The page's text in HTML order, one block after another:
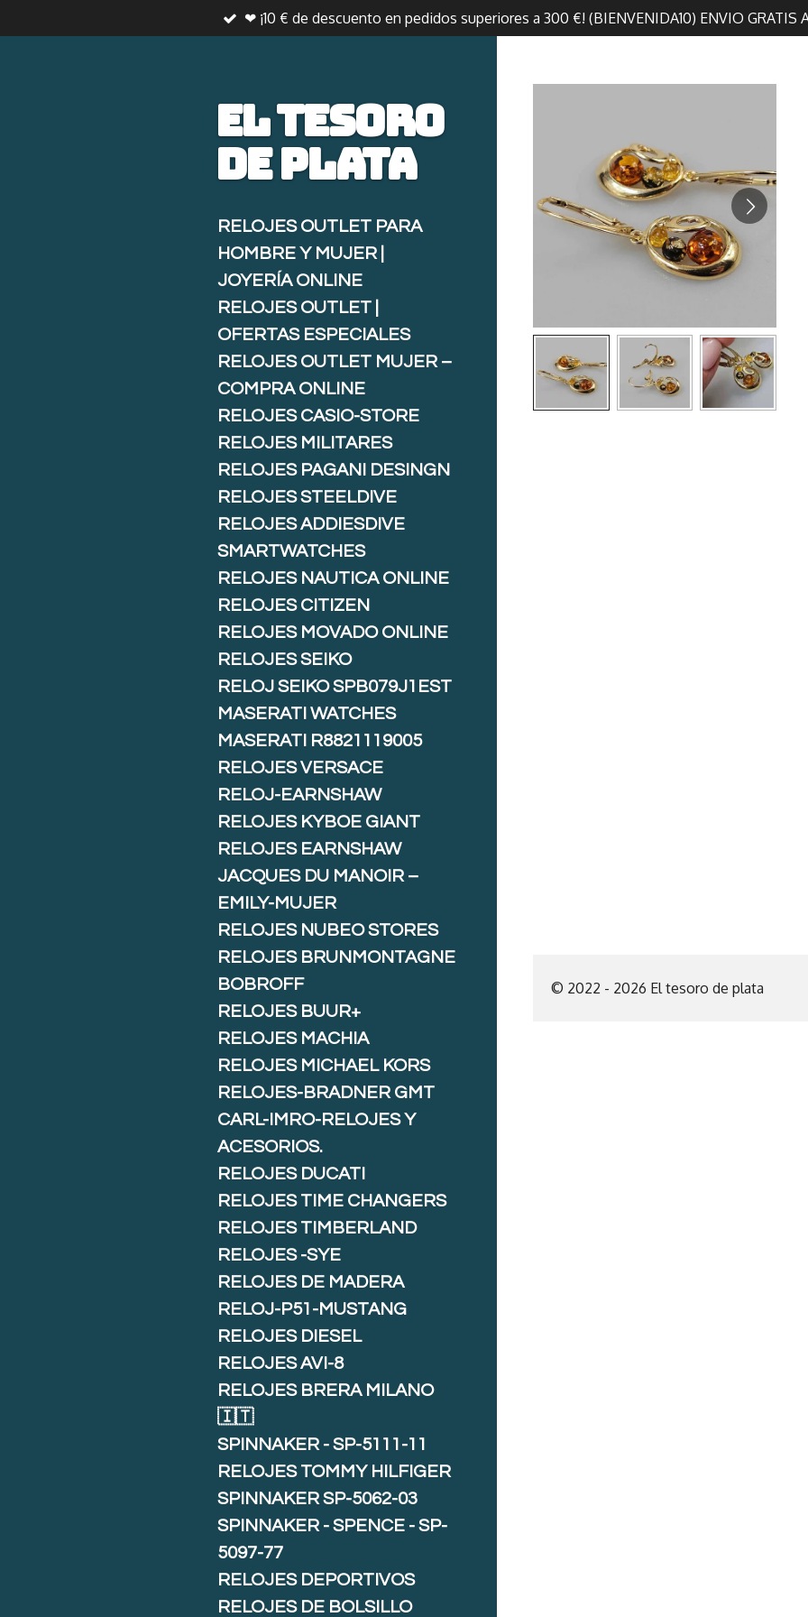
al
❤ ¡10 € de descuento en pedidos superiores a 300 €! (BIENVENIDA10) ENVIO GRATIS
© 2022 - 2026 El tesoro de plata
El tesoro
deplata
RELOJES OUTLET PARA
HOMBRE Y MUJER |
JOYERÍA ONLINE
RELOJES OUTLET |
OFERTAS ESPECIALES
RELOJES OUTLET MUJER –
COMPRA ONLINE
RELOJES CASIO-STORE
RELOJES MILITARES
RELOJES PAGANI DESINGN
RELOJES STEELDIVE
RELOJES ADDIESDIVE
SMARTWATCHES
RELOJES NAUTICA ONLINE
RELOJES CITIZEN
RELOJES MOVADO ONLINE
RELOJES SEIKO
RELOJ SEIKO SPB079J1EST
MASERATI WATCHES
MASERATI R8821119005
RELOJES VERSACE
RELOJ-EARNSHAW
RELOJES KYBOE GIANT
RELOJES EARNSHAW
JACQUES DU MANOIR –
EMILY-MUJER
RELOJES NUBEO STORES
RELOJES BRUNMONTAGNE
BOBROFF
RELOJES BUUR+
RELOJES MACHIA
RELOJES MICHAEL KORS
RELOJES-BRADNER GMT
CARL-IMRO-RELOJES Y
ACESORIOS.
RELOJES DUCATI
RELOJES TIME CHANGERS
RELOJES TIMBERLAND
RELOJES -SYE
RELOJES DE MADERA
RELOJ-P51-MUSTANG
RELOJES DIESEL
RELOJES AVI-8
RELOJES BRERA MILANO
🇮🇹
SPINNAKER - SP-5111-11
RELOJES TOMMY HILFIGER
SPINNAKER SP-5062-03
SPINNAKER - SPENCE - SP-
5097-77
RELOJES DEPORTIVOS
RELOJES DE BOLSILLO